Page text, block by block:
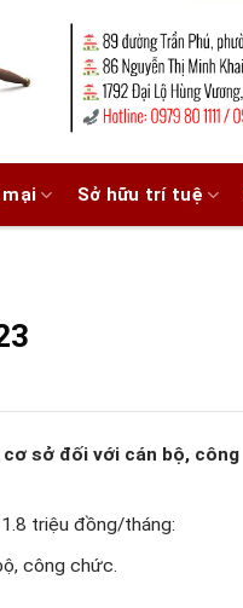
mại Sở hữu trí tuệ
cơ sở đối với cán bộ, công
triệu đồng/tháng:
công chức.